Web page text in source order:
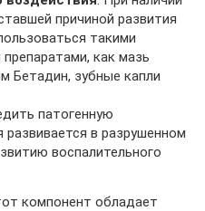
причиной развития
такими
как мазь
Бетадин, зубные капли
патогенную
в разрушенном
воспалительного
компонент обладает